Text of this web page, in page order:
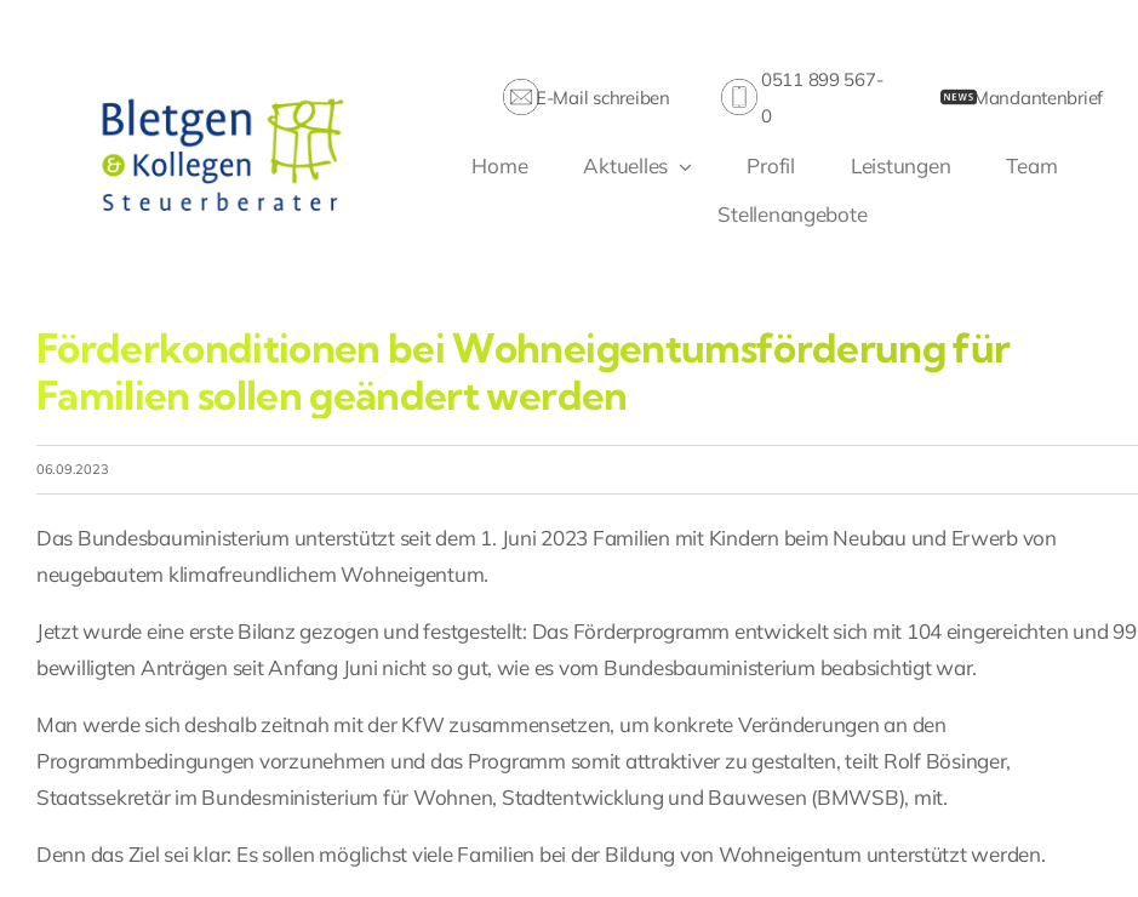
E-Mail schreiben
0511 899 567-
0
Mandantenbrief
Home Aktuelles Profil Leistungen
Team
Stellenangebote
Förderkonditionen bei Wohneigentumsförderung für
Familien sollen geändert werden
06.09.2023
Das Bundesbauministerium unterstützt seit dem 1. Juni 2023 Familien mit Kindern beim Neubau und Erwerb von
neugebautem klimafreundlichem Wohneigentum.
Jetzt wurde eine erste Bilanz gezogen und festgestellt: Das Förderprogramm entwickelt sich mit 104 eingereichten und 99
bewilligten Anträgen seit Anfang Juni nicht so gut, wie es vom Bundesbauministerium beabsichtigt war.
Man werde sich deshalb zeitnah mit der KfW zusammensetzen, um konkrete Veränderungen an den
Programmbedingungen vorzunehmen und das Programm somit attraktiver zu gestalten, teilt Rolf Bösinger,
Staatssekretär im Bundesministerium für Wohnen, Stadtentwicklung und Bauwesen (BMWSB), mit.
Denn das Ziel sei klar: Es sollen möglichst viele Familien bei der Bildung von Wohneigentum unterstützt werden.